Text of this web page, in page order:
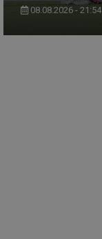
08.08.2026 - 21:54